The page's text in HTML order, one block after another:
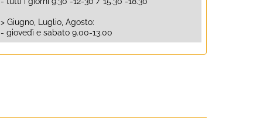
> Giugno, Luglio, Agosto:
- giovedì e sabato 9.00-13.00